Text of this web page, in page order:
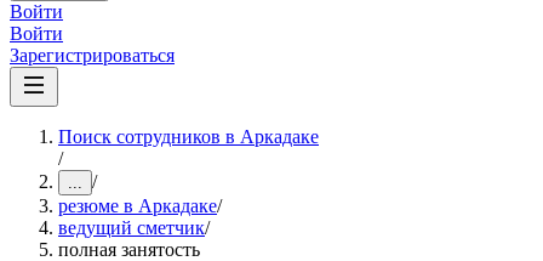
Войти
Войти
Зарегистрироваться
Поиск сотрудников в Аркадаке
/
... /
резюме в Аркадаке/
ведущий сметчик/
полная занятость